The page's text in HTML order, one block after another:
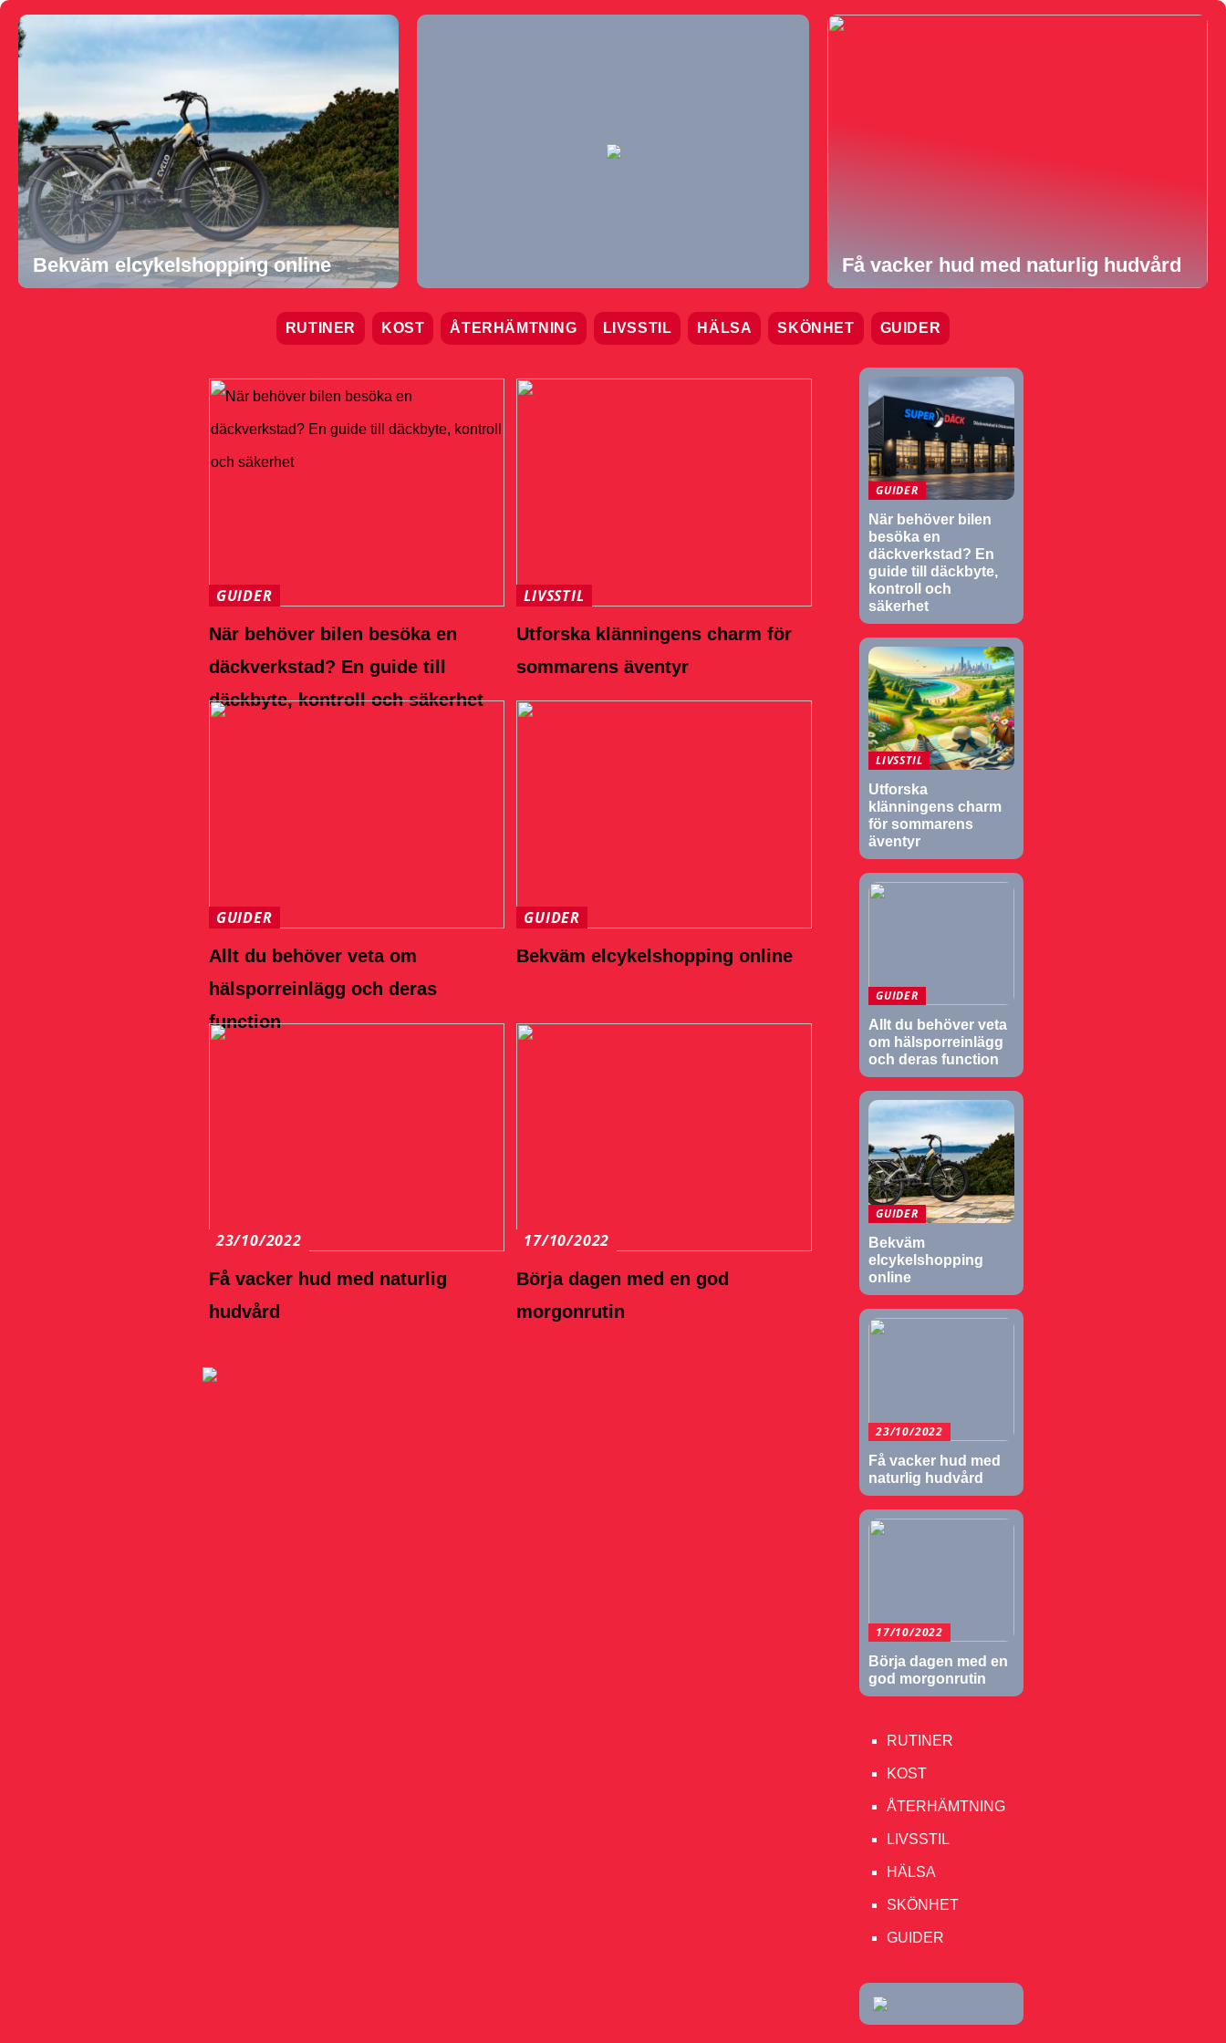
Bekväm elcykelshopping online Få vacker hud med naturlig hudvård
RUTINER KOST ÅTERHÄMTNING LIVSSTIL HÄLSA SKÖNHET GUIDER
GUIDER
När behöver bilen besöka en
däckverkstad? En guide till
däckbyte, kontroll och säkerhet
LIVSSTIL
Utforska klänningens charm för
sommarens äventyr
GUIDER
Allt du behöver veta om
hälsporreinlägg och deras
function
GUIDER
Bekväm elcykelshopping online
23/10/2022
Få vacker hud med naturlig
hudvård
17/10/2022
Börja dagen med en god
morgonrutin
GUIDER
När behöver bilen
besöka en
däckverkstad? En
guide till däckbyte,
kontroll och
säkerhet
LIVSSTIL
Utforska
klänningens charm
för sommarens
äventyr
GUIDER
Allt du behöver veta
om hälsporreinlägg
och deras function
GUIDER
Bekväm
elcykelshopping
online
23/10/2022
Få vacker hud med
naturlig hudvård
17/10/2022
Börja dagen med en
god morgonrutin
RUTINER
KOST
ÅTERHÄMTNING
LIVSSTIL
HÄLSA
SKÖNHET
GUIDER